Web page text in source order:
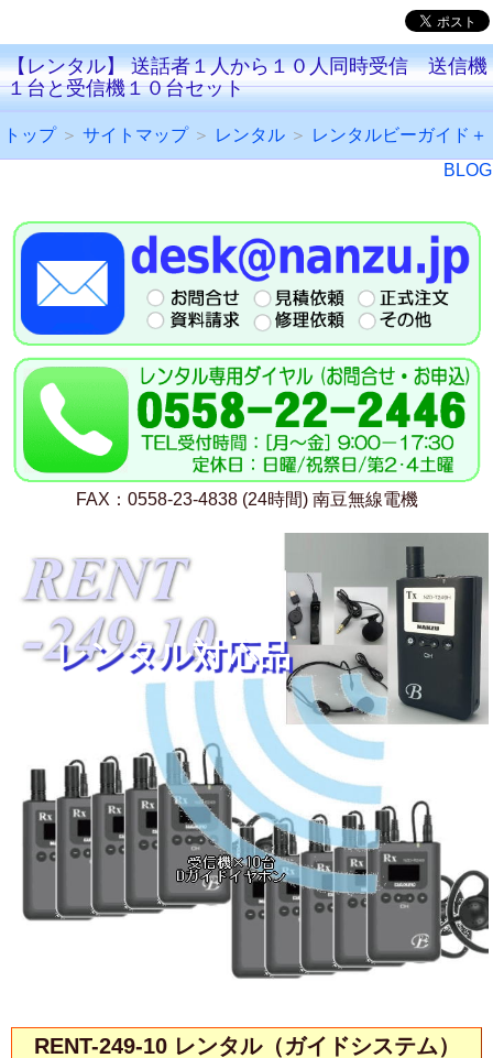
【レンタル】 送話者１人から１０人同時受信 送信機
１台と受信機１０台セット
トップ＞ サイトマップ＞ レンタル ＞ レンタルビーガイド＋
BLOG
FAX：0558-23-4838 (24時間) 南豆無線電機
レンタル対応品
RENT-249-10 レンタル（ガイドシステム）